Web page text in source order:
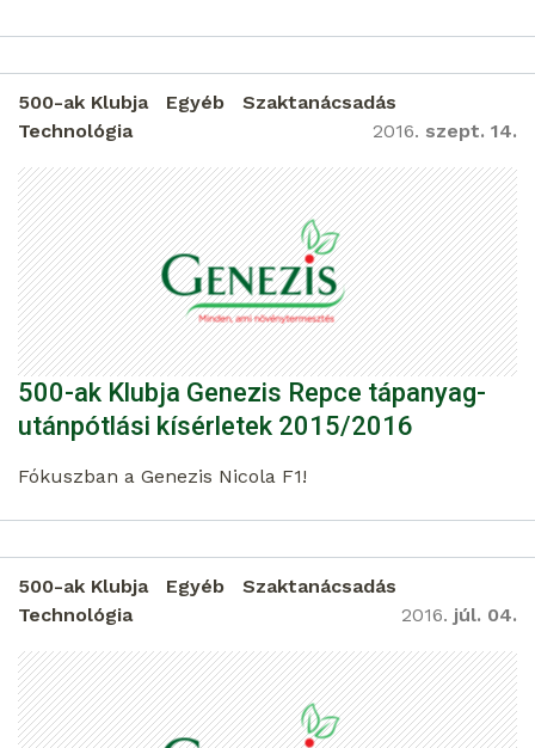
500-ak Klubja Egyéb
Szaktanácsadás
Technológia
2016. szept. 14.
500-ak Klubja Genezis Repce tápanyag-
utánpótlási kísérletek 2015/2016
Fókuszban a Genezis Nicola F1!
500-ak Klubja Egyéb
Szaktanácsadás
Technológia
2016. júl. 04.